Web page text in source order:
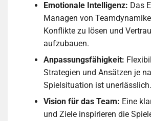
Emotionale Intelligenz: Das
Managen von
Konflikte zu lösen und
aufzubauen.
Anpassungsfähigkeit:
Strategien und Ansätzen je
Spielsituation ist unerlässlich.
Vision für das Team: Eine
und Ziele inspirieren die